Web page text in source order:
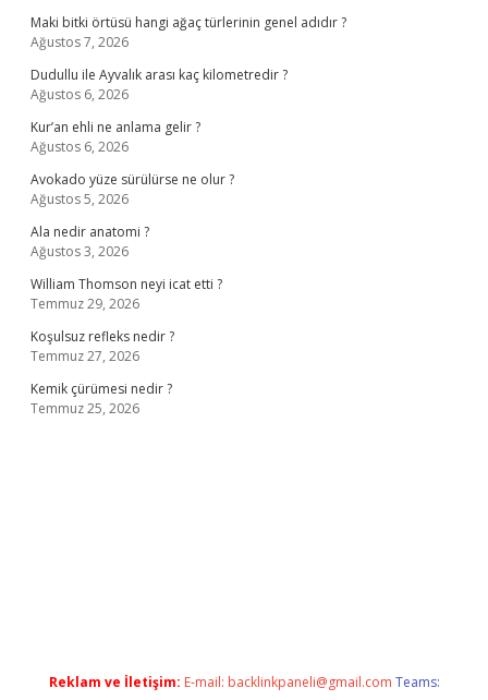
Maki bitki örtüsü hangi ağaç türlerinin genel adıdır ?
Ağustos 7, 2026
Dudullu ile Ayvalık arası kaç kilometredir ?
Ağustos 6, 2026
Kur’an ehli ne anlama gelir ?
Ağustos 6, 2026
Avokado yüze sürülürse ne olur ?
Ağustos 5, 2026
Ala nedir anatomi ?
Ağustos 3, 2026
William Thomson neyi icat etti ?
Temmuz 29, 2026
Koşulsuz refleks nedir ?
Temmuz 27, 2026
Kemik çürümesi nedir ?
Temmuz 25, 2026
Reklam ve İletişim: E-mail: backlinkpaneli@gmail.com Teams: